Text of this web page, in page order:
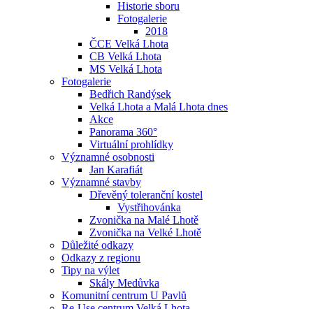
Historie sboru
Fotogalerie
2018
ČCE Velká Lhota
CB Velká Lhota
MS Velká Lhota
Fotogalerie
Bedřich Randýsek
Velká Lhota a Malá Lhota dnes
Akce
Panorama 360°
Virtuální prohlídky
Významné osobnosti
Jan Karafiát
Významné stavby
Dřevěný toleranční kostel
Vystřihovánka
Zvonička na Malé Lhotě
Zvonička na Velké Lhotě
Důležité odkazy
Odkazy z regionu
Tipy na výlet
Skály Medůvka
Komunitní centrum U Pavlů